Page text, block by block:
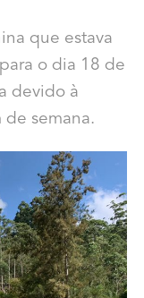
que estava
o dia 18 de
devido à
de semana.